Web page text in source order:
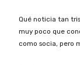
Qué noticia tan
muy poco que
como socia, pero